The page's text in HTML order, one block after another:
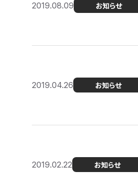
2019.08.09 お知らせ
2019.04.26 お知らせ
2019.02.22 お知らせ